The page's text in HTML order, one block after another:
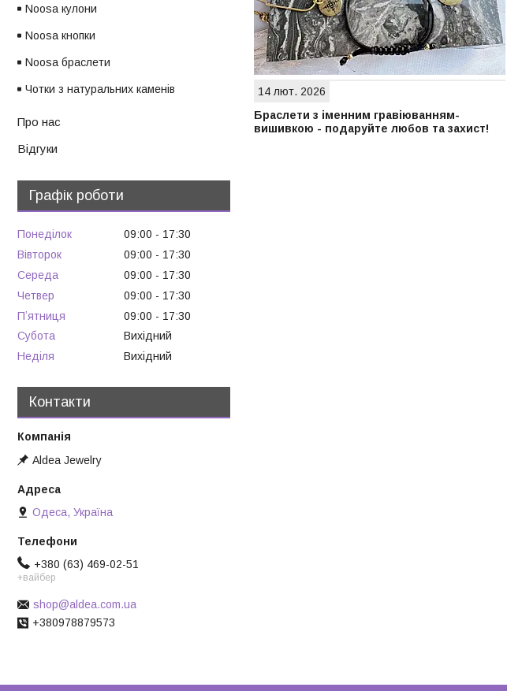
14 лют. 2026
Браслети з іменним гравіюванням-
вишивкою - подаруйте любов та захист!
Noosa кулони
Noosa кнопки
Noosa браслети
Чотки з натуральних каменів
Про нас
Відгуки
Графік роботи
Понеділок 09:00
17:30
Вівторок
09:00
17:30
Середа
09:00
17:30
Четвер
09:00
17:30
Пʼятниця
09:00
17:30
Субота
Вихідний
Неділя
Вихідний
Контакти
Aldea Jewelry
Одеса, Україна
+380 (63) 469-02-51
+вайбер
shop@aldea.com.ua
+380978879573